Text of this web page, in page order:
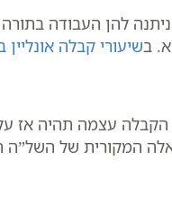
להן העבודה
בשיעורי קבלה אונליין
עצמה תהיה אז
המקורית של השל”ה